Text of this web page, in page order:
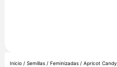
Inicio / Semillas / Feminizadas / Apricot Candy